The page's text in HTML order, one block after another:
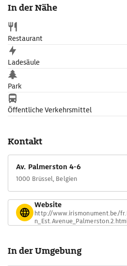
geführter Dreieckserker, eiserne
Konstruktionselemente der
Kringel als Dekor zwischen den
Jugendstilbauwerk zum UNESCO-
In der Nähe
Restaurant
Ladesäule
Park
Öffentliche Verkehrsmittel
Kontakt
Av. Palmerston 4-6
1000 Brüssel, Belgien
Website
http://www.irismonument.be/
In der Umgebung